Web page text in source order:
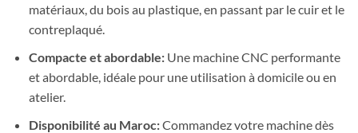
matériaux, du bois au plastique, en passant par le cuir et le
contreplaqué.
Compacte et abordable:Une machine CNC performante
et abordable, idéale pour une utilisation à domicile ou en
atelier.
Disponibilité au Maroc:Commandez votre machine dès